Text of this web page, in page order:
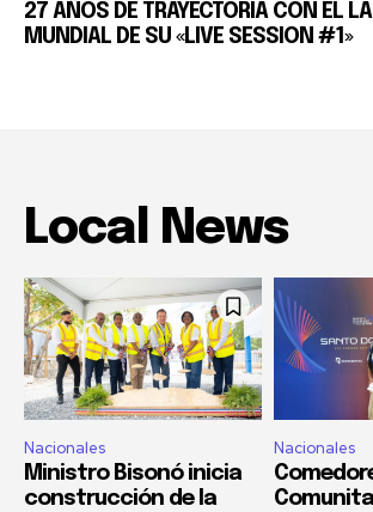
27 AÑOS DE TRAYECTORIA CON EL
MUNDIAL DE SU «LIVE SESSION #1»
Local News
Nacionales
Ministro Bisonó inicia
construcción de la
Nacionales